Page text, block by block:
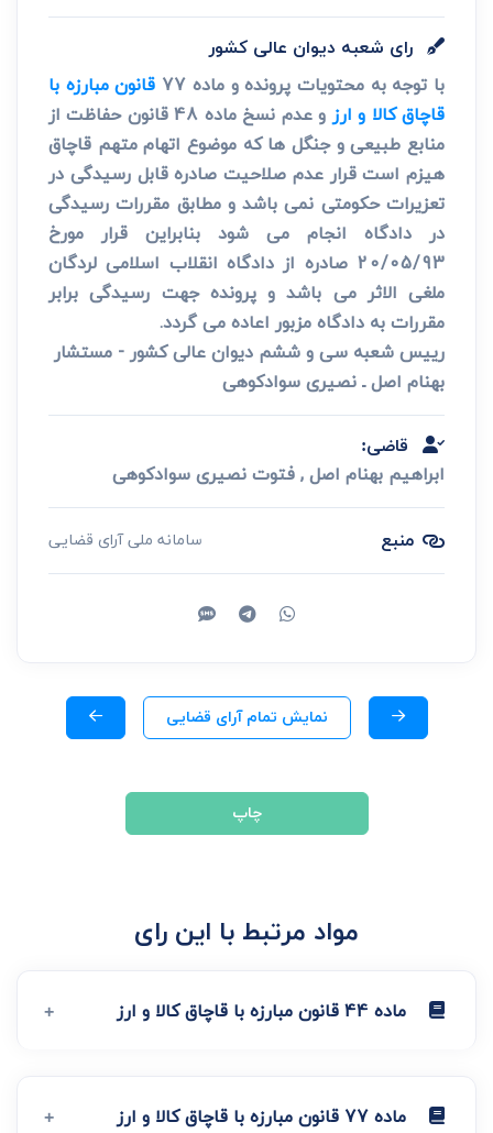
رای شعبه دیوان عالی کشور
با توجه به محتویات پرونده و ماده 77
قانون مبارزه با
قاچاق کالا و ارز
و عدم نسخ ماده 48 قانون حفاظت از
منابع طبیعی و جنگل ها که موضوع اتهام متهم قاچاق
هیزم است قرار عدم صلاحیت صادره قابل رسیدگی در
تعزیرات حکومتی نمی باشد و مطابق مقررات رسیدگی
در دادگاه انجام می شود بنابراین قرار مورخ
20/05/93 صادره از دادگاه انقلاب اسلامی لردگان
ملغی الاثر می باشد و پرونده جهت رسیدگی برابر
مقررات به دادگاه مزبور اعاده می گردد.
رییس شعبه سی و ششم دیوان عالی کشور - مستشار
بهنام اصل ـ نصیری سوادکوهی
قاضی:
ابراهیم بهنام اصل , فتوت نصیری سوادکوهی
منبع سامانه ملی آرای قضایی
نمایش تمام آرای قضایی
چاپ
مواد مرتبط با این رای
ماده 44 قانون مبارزه با قاچاق کالا و ارز
ماده 77 قانون مبارزه با قاچاق کالا و ارز